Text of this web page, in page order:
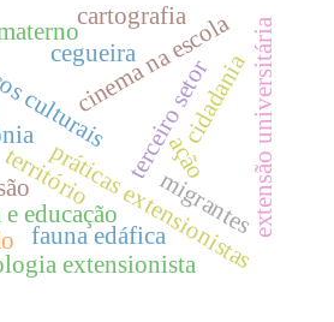
culturais
práticas extensionistas
fauna edáfica
educação
cinema na escolaextensão universitária
terceiro setor
extensionista
território migrantes
cegueira
ação
cidadania
cartografia